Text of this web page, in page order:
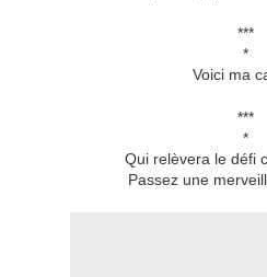
***
*
Voici ma
***
*
Qui relèvera le défi
Passez une